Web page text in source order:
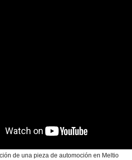
de una pieza de automoción en Meltio